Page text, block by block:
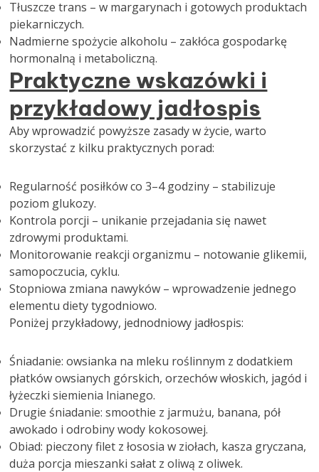
Tłuszcze trans – w margarynach i gotowych produktach
piekarniczych.
Nadmierne spożycie alkoholu – zakłóca gospodarkę
hormonalną i metaboliczną.
Praktyczne wskazówki i
przykładowy jadłospis
Aby wprowadzić powyższe zasady w życie, warto
skorzystać z kilku praktycznych porad:
Regularność posiłków co 3–4 godziny – stabilizuje
poziom glukozy.
Kontrola porcji – unikanie przejadania się nawet
zdrowymi produktami.
Monitorowanie reakcji organizmu – notowanie glikemii,
samopoczucia, cyklu.
Stopniowa zmiana nawyków – wprowadzenie jednego
elementu diety tygodniowo.
Poniżej przykładowy, jednodniowy jadłospis:
Śniadanie: owsianka na mleku roślinnym z dodatkiem
płatków owsianych górskich, orzechów włoskich, jagód i
łyżeczki siemienia lnianego.
Drugie śniadanie: smoothie z jarmużu, banana, pół
awokado i odrobiny wody kokosowej.
Obiad: pieczony filet z łososia w ziołach, kasza gryczana,
duża porcja mieszanki sałat z oliwą z oliwek.